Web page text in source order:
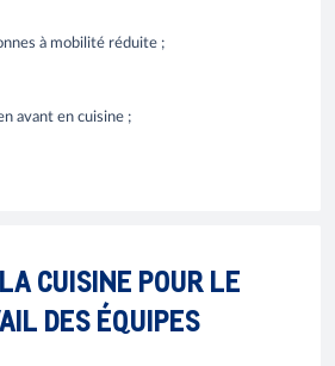
à mobilité réduite ;
avant en cuisine ;
CUISINE POUR LE
DES ÉQUIPES